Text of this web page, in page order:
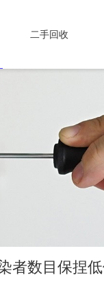
二手回收
者数目保捏